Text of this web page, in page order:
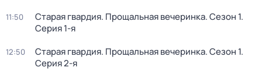
11:50 Старая гвардия. Прощальная вечеринка. Сезон 1.
Серия 1-я
12:50 Старая гвардия. Прощальная вечеринка. Сезон 1.
Серия 2-я